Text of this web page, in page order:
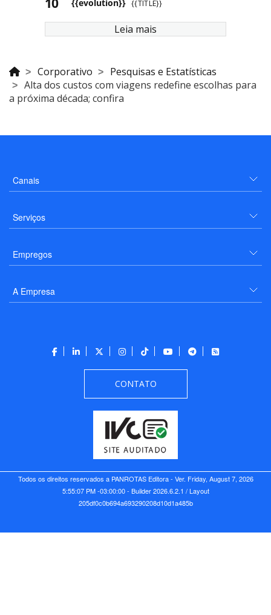
{{evolution}} {{TITLE}}
Leia mais
Corporativo
Pesquisas e Estatísticas
Alta dos custos com viagens redefine escolhas para
a próxima década; confira
Canais
Serviços
Empregos
A Empresa
CONTATO
Todos os direitos reservados a PANROTAS Editora - Ver. Friday, August 7, 2026
5:55:07 PM -03:00:00 - Builder 2026.6.2.1 / Layout
205df0c0b694a693290208d10d1a485b